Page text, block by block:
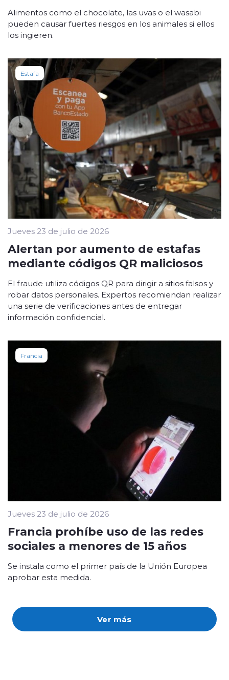
Ver más
Alimentos como el chocolate, las uvas o el wasabi
pueden causar fuertes riesgos en los animales si ellos
los ingieren.
Estafa
Jueves 23 de julio de 2026
Alertan por aumento de estafas
mediante códigos QR maliciosos
El fraude utiliza códigos QR para dirigir a sitios falsos y
robar datos personales. Expertos recomiendan realizar
una serie de verificaciones antes de entregar
información confidencial.
Francia
Jueves 23 de julio de 2026
Francia prohíbe uso de las redes
sociales a menores de 15 años
Se instala como el primer país de la Unión Europea
aprobar esta medida.